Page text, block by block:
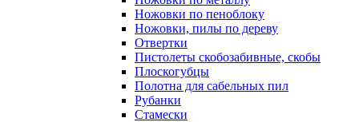
Ножовки по пеноблоку
Ножовки, пилы по дереву
Отвертки
Пистолеты скобозабивные, скобы
Плоскогубцы
Полотна для сабельных пил
Рубанки
Стамески